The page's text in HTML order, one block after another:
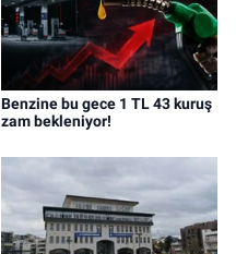
Benzine bu gece 1 TL 43 kuruş
zam bekleniyor!